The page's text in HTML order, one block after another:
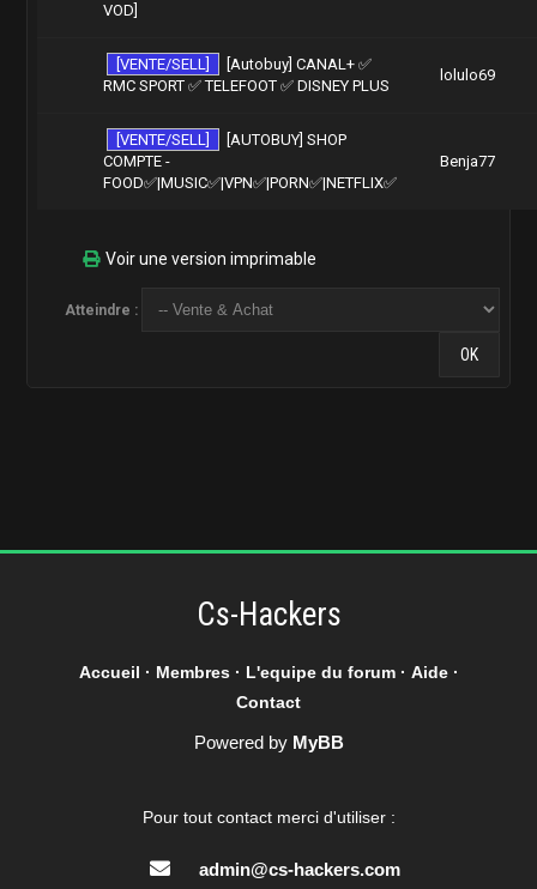
VOD]
[VENTE/SELL]
[Autobuy] CANAL+ ✅
RMC SPORT ✅ TELEFOOT ✅ DISNEY PLUS
lolulo69
[VENTE/SELL]
[AUTOBUY] SHOP
COMPTE -
FOOD✅|MUSIC✅|VPN✅|PORN✅|NETFLIX✅
Benja77
Voir une version imprimable
Atteindre :
Cs-Hackers
Accueil · Membres· L'equipe du forum· Aide·
Contact
Powered by MyBB
Pour tout contact merci d'utiliser :
admin@cs-hackers.com